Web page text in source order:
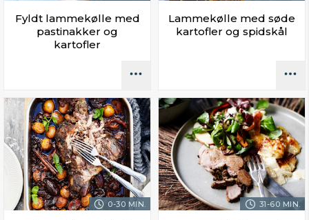
Fyldt lammekølle med
pastinakker og
kartofler
Lammekølle med søde
kartofler og spidskål
0-30 MIN. 31-60 MIN.